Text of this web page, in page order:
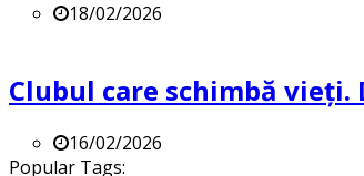
18/02/2026
Clubul care schimbă vieți.
16/02/2026
Popular Tags: